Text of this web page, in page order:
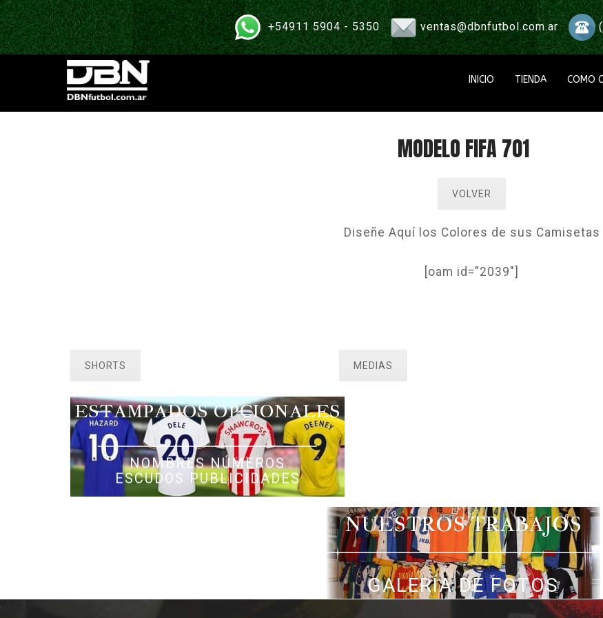
+54911 5904 - 5350 ventas@dbnfutbol.com.ar
INICIO TIENDA COMO
MODELO FIFA 701
VOLVER
Diseñe Aquí los Colores de sus Camisetas
[oam id=”2039″]
SHORTS MEDIAS
ESTAMPADOS OPCIONALES
NOMBRES NÚMEROS
ESCUDOS PUBLICIDADES
NUESTROS TRABAJOS
GALERÍA DE FOTOS